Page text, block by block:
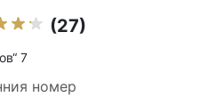
(27)
7
номер